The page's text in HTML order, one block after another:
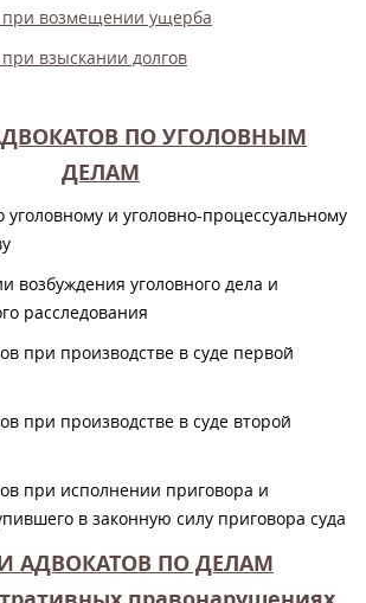
возмещении ущерба
взыскании долгов
ПО УГОЛОВНЫМ
ДЕЛАМ
уголовному и уголовно-процессуальному
возбуждения уголовного дела и
расследования
при производстве в суде первой
при производстве в суде второй
при исполнении приговора и
в законную силу приговора суда
АДВОКАТОВ ПО ДЕЛАМ